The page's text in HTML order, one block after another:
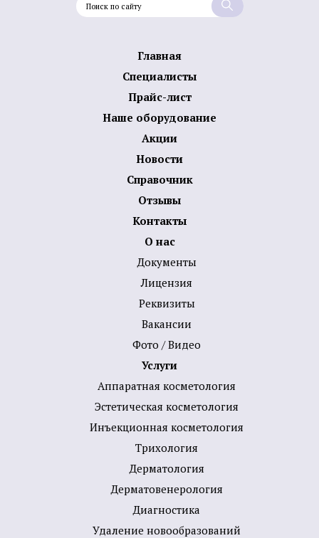
Главная
Специалисты
Прайс-лист
Наше оборудование
Акции
Новости
Справочник
Отзывы
Контакты
О нас
Документы
Лицензия
Реквизиты
Вакансии
Фото / Видео
Услуги
Аппаратная косметология
Эстетическая косметология
Инъекционная косметология
Трихология
Дермато­логия
Дерматовенерология
Диагностика
Удаление новообразований